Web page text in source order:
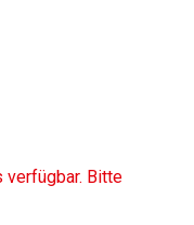
Bitte